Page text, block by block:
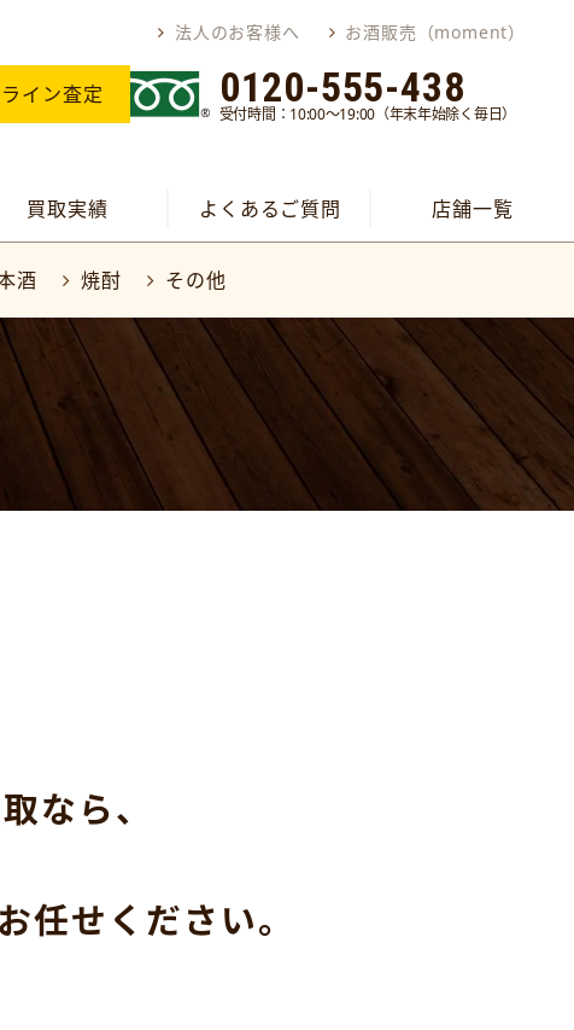
法人のお客様へ お酒販売（moment）
イン査定 0120-555-438
受付時間：10:00～19:00（年末年始除く毎日）
買取実績 よくあるご質問 店舗一覧
酒 焼酎 その他
なら、
任せください。